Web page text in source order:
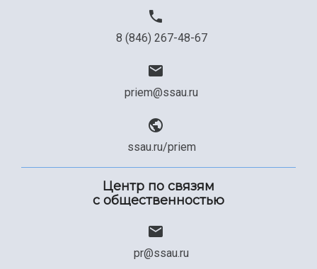
8 (846) 267-48-67
priem@ssau.ru
ssau.ru/priem
Центр по связям
с общественностью
pr@ssau.ru